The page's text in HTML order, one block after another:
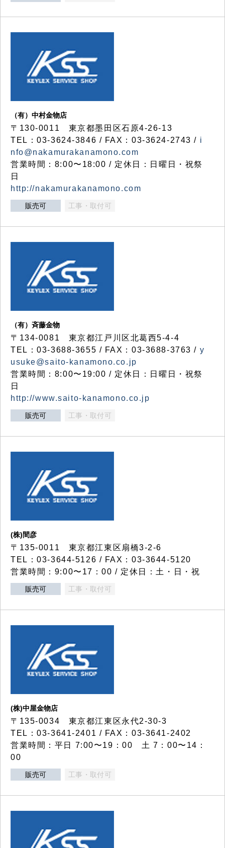
（有）中村金物店
〒130-0011 東京都墨田区石原4-26-13
TEL：03-3624-3846 / FAX：03-3624-2743 / i
nfo@nakamurakanamono.com
営業時間：8:00〜18:00 / 定休日：日曜日・祝祭
日
http://nakamurakanamono.com
販売可 工事・取付可
（有）斉藤金物
〒134-0081 東京都江戸川区北葛西5-4-4
TEL：03-3688-3655 / FAX：03-3688-3763 / y
usuke@saito-kanamono.co.jp
営業時間：8:00〜19:00 / 定休日：日曜日・祝祭
日
http://www.saito-kanamono.co.jp
販売可 工事・取付可
(株)間彦
〒135-0011 東京都江東区扇橋3-2-6
TEL：03-3644-5126 / FAX：03-3644-5120
営業時間：9:00〜17：00 / 定休日：土・日・祝
販売可 工事・取付可
(株)中屋金物店
〒135-0034 東京都江東区永代2-30-3
TEL：03-3641-2401 / FAX：03-3641-2402
営業時間：平日 7:00〜19：00 土 7：00〜14：
00
販売可 工事・取付可